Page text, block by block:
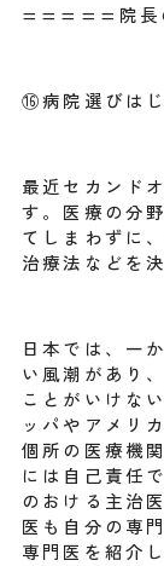
=====院長
⑯病院選びは
最近セカンド
す。医療の分
てしまわずに
治療法などを
日本では、一
い風潮があり
ことがいけな
ッパやアメリ
個所の医療機
には自己責任
のおける主治
医も自分の専
専門医を紹介